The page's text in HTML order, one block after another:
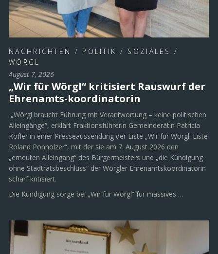
NACHRICHTEN / POLITIK / SOZIALES
/
WÖRGL
August 7, 2026
„Wir für Wörgl“ kritisiert Rauswurf der
Ehrenamts-koordinatorin
„Wörgl braucht Führung mit Verantwortung – keine politischen
Alleingänge“, erklärt Fraktionsführerin Gemeinderätin Patricia
Kofler in einer Presseaussendung der Liste „Wir für Wörgl. Liste
Roland Ponholzer“, mit der sie am 7. August 2026 den
„erneuten Alleingang“ des Bürgermeisters und „die Kündigung
ohne Stadtratsbeschluss“ der Wörgler Ehrenamtskoordinatorin
scharf kritisiert.
Die Kündigung sorge bei „Wir für Wörgl“ für massives …